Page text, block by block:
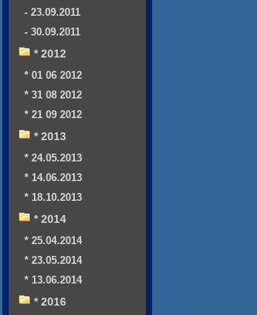
- 23.09.2011
- 30.09.2011
* 2012
* 01 06 2012
* 31 08 2012
* 21 09 2012
* 2013
* 24.05.2013
* 14.06.2013
* 18.10.2013
* 2014
* 25.04.2014
* 23.05.2014
* 13.06.2014
* 2016